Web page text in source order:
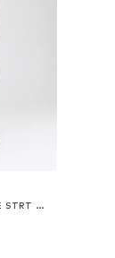
Loosefit Traperice '568 LOOSE STRT CARPENTER'